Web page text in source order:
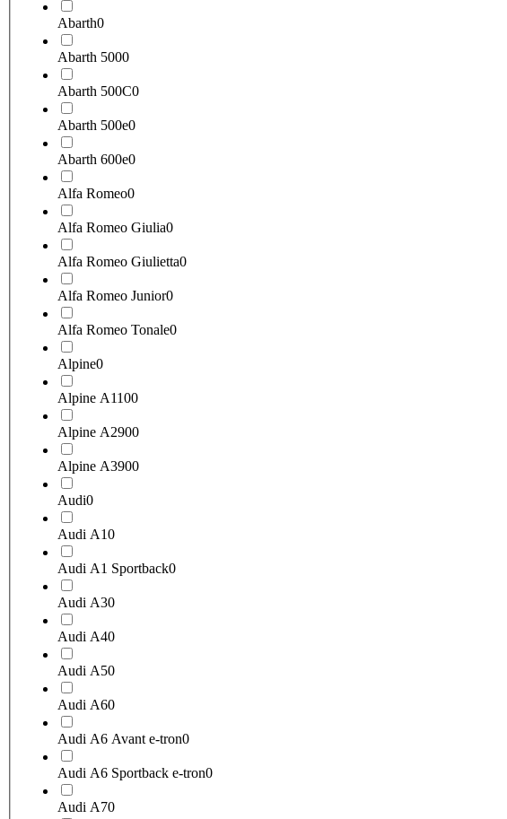
Abarth0
Abarth 5000
Abarth 500C0
Abarth 500e0
Abarth 600e0
Alfa Romeo0
Alfa Romeo Giulia0
Alfa Romeo Giulietta0
Alfa Romeo Junior0
Alfa Romeo Tonale0
Alpine0
Alpine A1100
Alpine A2900
Alpine A3900
Audi0
Audi A10
Audi A1 Sportback0
Audi A30
Audi A40
Audi A50
Audi A60
Audi A6 Avant e-tron0
Audi A6 Sportback e-tron0
Audi A70